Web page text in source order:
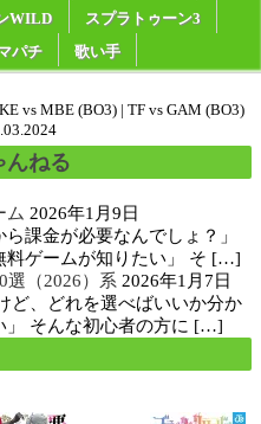
WILD
スプラトゥーン3
パチ 歌い手
vs MBE (BO3) | TF vs GAM (BO3)
んねる
ム 2026年1月9日
課金が必要なんでしょ？」
料ゲームが知りたい」 そ […]
選（2026）系 2026年1月7日
ど、どれを選べばいいか分か
」 そんな初心者の方に […]